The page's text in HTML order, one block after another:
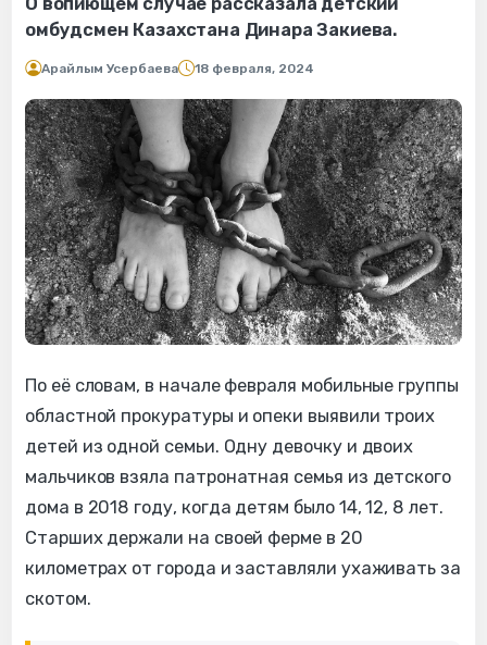
омбудсмен Казахстана Динара Закиева.
Арайлым Усербаева 18 февраля, 2024
По её словам, в начале февраля мобильные группы
областной прокуратуры и опеки выявили троих
детей из одной семьи. Одну девочку и двоих
мальчиков взяла патронатная семья из детского
дома в 2018 году, когда детям было 14, 12, 8 лет.
Старших держали на своей ферме в 20
километрах от города и заставляли ухаживать за
скотом.